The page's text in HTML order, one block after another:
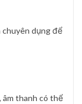
chuyên dụng để
âm thanh có thể